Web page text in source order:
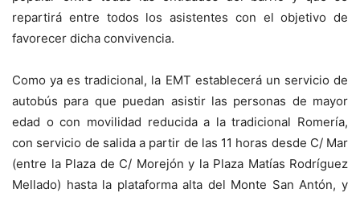
repartirá entre todos los asistentes con el objetivo de
favorecer dicha convivencia.
Como ya es tradicional, la EMT establecerá un servicio de
autobús para que puedan asistir las personas de mayor
edad o con movilidad reducida a la tradicional Romería,
con servicio de salida a partir de las 11 horas desde C/ Mar
(entre la Plaza de C/ Morejón y la Plaza Matías Rodríguez
Mellado) hasta la plataforma alta del Monte San Antón, y